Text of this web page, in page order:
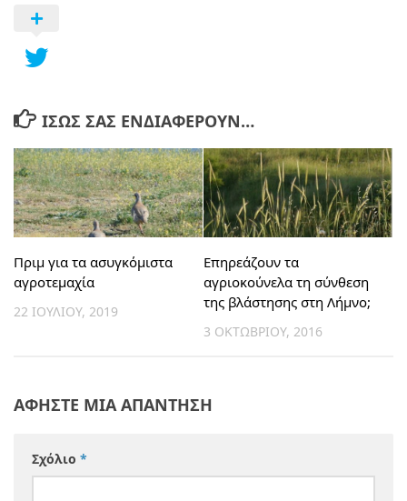
ΊΣΩΣ ΣΑΣ ΕΝΔΙΑΦΈΡΟΥΝ…
Πριμ για τα ασυγκόμιστα
αγροτεμαχία
22 ΙΟΥΛΊΟΥ, 2019
Επηρεάζουν τα
αγριοκούνελα τη σύνθεση
της βλάστησης στη Λήμνο;
3 ΟΚΤΩΒΡΊΟΥ, 2016
ΑΦΉΣΤΕ ΜΙΑ ΑΠΆΝΤΗΣΗ
Σχόλιο *